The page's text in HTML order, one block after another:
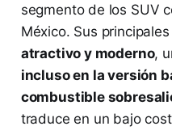
segmento de los SUV
México. Sus
atractivo y moderno,
incluso en la versión
combustible
traduce en un bajo